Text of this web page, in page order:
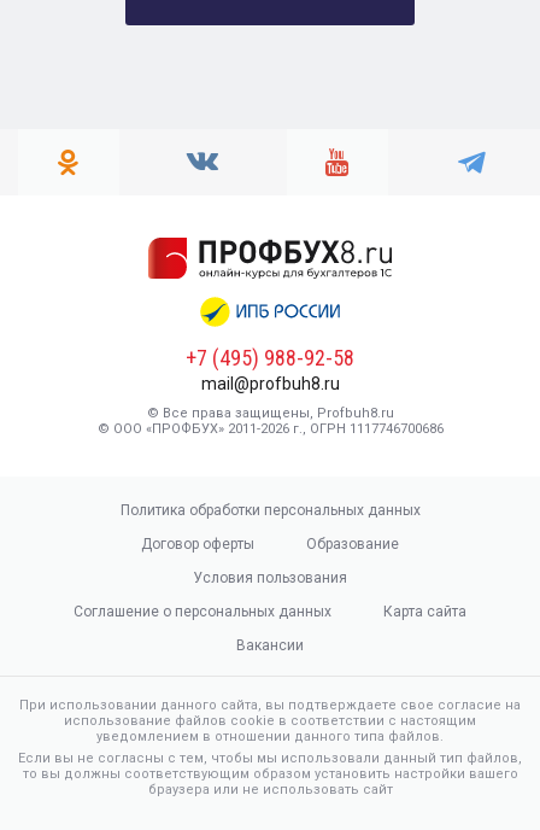
+7 (495) 988-92-58
mail@profbuh8.ru
© Все права защищены, Profbuh8.ru
© ООО «ПРОФБУХ» 2011-2026 г., ОГРН 1117746700686
Политика обработки персональных данных
Договор оферты
Образование
Условия пользования
Соглашение о персональных данных
Карта сайта
Вакансии
При использовании данного сайта, вы подтверждаете свое согласие на
использование файлов cookie в соответствии с настоящим
уведомлением в отношении данного типа файлов.
Если вы не согласны с тем, чтобы мы использовали данный тип файлов,
то вы должны соответствующим образом установить настройки вашего
браузера или не использовать сайт